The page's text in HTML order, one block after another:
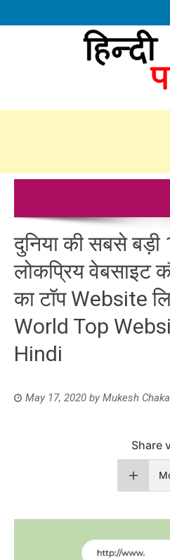
दुनिया की सबसे बड़ी
लोकप्रिय वेबसाइट
का टॉप Website
World Top
Hindi
May 17, 2020 by Mukesh
Share